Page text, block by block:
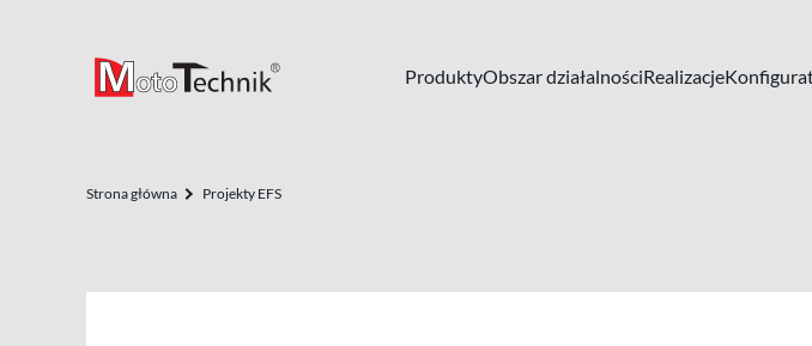
ProduktyObszar działalnościRealizacje
Strona główna Projekty EFS